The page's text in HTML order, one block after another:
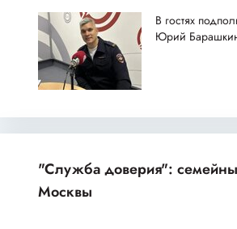
В гостях
Юрий
"Служба доверия":
Москвы